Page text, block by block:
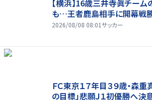
【横浜】16歳三井寺眞チー
も…王者鹿島相手に開幕戦
2026/08/08 08:01サッカー
ＦＣ東京１７年目３９歳・森
の目標」悲願Ｊ１初優勝へ